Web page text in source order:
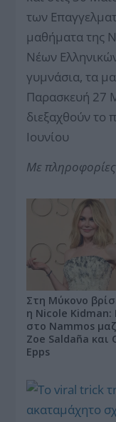
των
μαθήματα της
Νέων
γυμνάσια, τα
Παρασκευή 27
διεξαχθούν το
Ιουνίου
Με
Στη Μύκονο
η Nicole Kidman:
στο Nammos
Zoe Saldaña και
Epps